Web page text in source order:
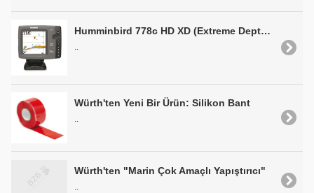
Humminbird 778c HD XD (Extreme Depth) Balık Bulucu
Würth'ten Yeni Bir Ürün: Silikon Bant
..
Würth'ten "Marin Çok Amaçlı Yapıştırıcı"
..